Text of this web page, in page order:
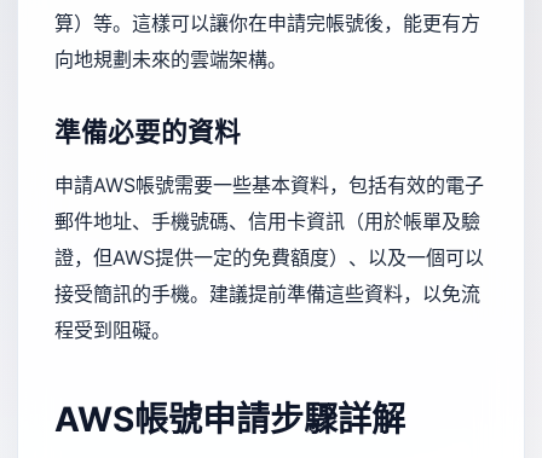
算）等。這樣可以讓你在申請完帳號後，能更有方
向地規劃未來的雲端架構。
準備必要的資料
申請AWS帳號需要一些基本資料，包括有效的電子
郵件地址、手機號碼、信用卡資訊（用於帳單及驗
證，但AWS提供一定的免費額度）、以及一個可以
接受簡訊的手機。建議提前準備這些資料，以免流
程受到阻礙。
AWS帳號申請步驟詳解